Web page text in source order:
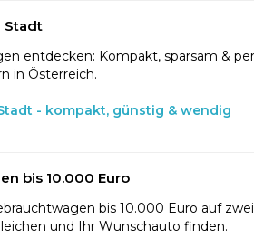
Stadt
entdecken: Kompakt, sparsam &
in Österreich.
- kompakt, günstig & wendig
bis 10.000 Euro
bis 10.000 Euro auf
und Ihr Wunschauto finden.